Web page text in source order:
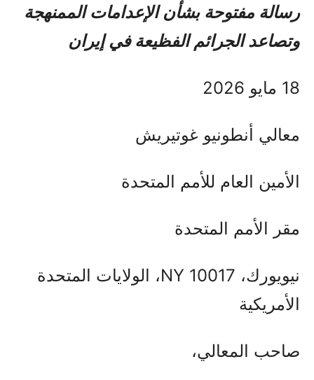
رسالة مفتوحة بشأن الإعدامات الممنهجة
وتصاعد الجرائم الفظيعة في إيران
18 مايو 2026
معالي أنطونيو غوتيريش
الأمين العام للأمم المتحدة
مقر الأمم المتحدة
نيويورك، NY 10017، الولايات المتحدة
الأمريكية
صاحب المعالي،